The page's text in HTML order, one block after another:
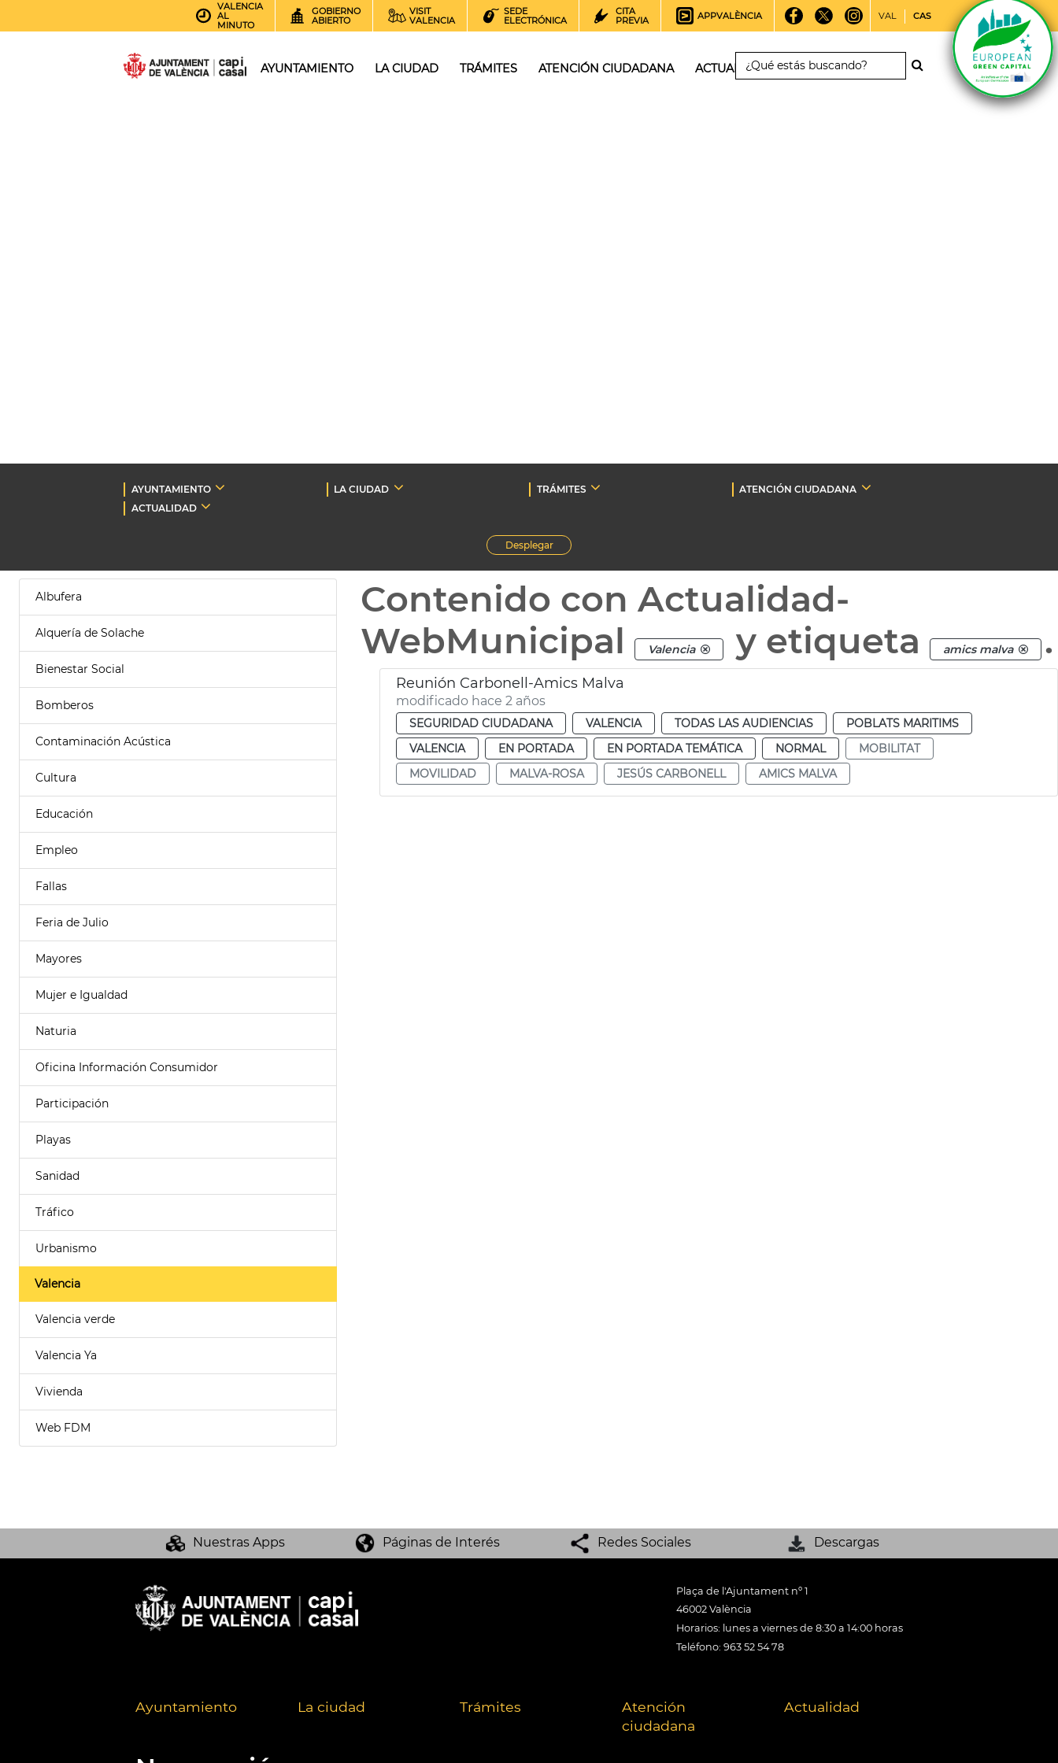
VALENCIA
AL
MINUTO
GOBIERNO
ABIERTO
VISIT
VALENCIA
SEDE
ELECTRÓNICA
CITA
PREVIA
APPVALÈNCIA VAL CAS
AYUNTAMIENTO LA CIUDAD TRÁMITES ATENCIÓN CIUDADANA ACTUALIDAD
AYUNTAMIENTO LA CIUDAD TRÁMITES
ATENCIÓN CIUDADANA
ACTUALIDAD
Desplegar
Albufera
Alquería de Solache
Bienestar Social
Bomberos
Contaminación Acústica
Cultura
Educación
Empleo
Fallas
Feria de Julio
Mayores
Mujer e Igualdad
Naturia
Oficina Información Consumidor
Participación
Playas
Sanidad
Tráfico
Urbanismo
Valencia
Valencia verde
Valencia Ya
Vivienda
Web FDM
Contenido con Actualidad-
WebMunicipal
Valencia y etiqueta amics malva .
Reunión Carbonell-Amics Malva
modificado hace 2 años
SEGURIDAD CIUDADANA VALENCIA TODAS LAS AUDIENCIAS
POBLATS MARITIMS
VALENCIA
EN PORTADA EN PORTADA TEMÁTICA NORMAL
MOBILITAT
MOVILIDAD
MALVA-ROSA JESÚS CARBONELL AMICS MALVA
Nuestras Apps Páginas de Interés Redes Sociales Descargas
Plaça de l'Ajuntament nº 1
46002 València
Horarios: lunes a viernes de 8:30 a 14:00 horas
Teléfono: 963 52 54 78
Ayuntamiento La ciudad Trámites
Atención
ciudadana
Actualidad